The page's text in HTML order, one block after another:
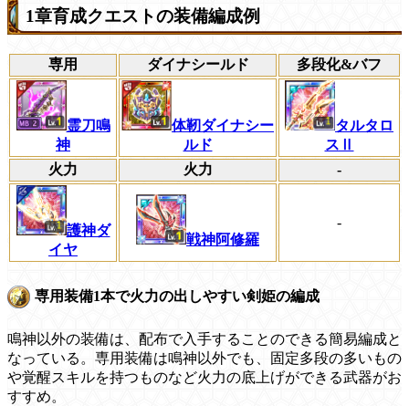
1章育成クエストの装備編成例
専用 ダイナシールド 多段化&バフ
霊刀鳴
神
体靭ダイナシー
ルド
タルタロ
スⅡ
火力
火力 -
護神ダ
イヤ
戦神阿修羅
-
専用装備1本で火力の出しやすい剣姫の編成
鳴神以外の装備は、配布で入手することのできる簡易編成と
なっている。専用装備は鳴神以外でも、固定多段の多いもの
や覚醒スキルを持つものなど火力の底上げができる武器がお
すすめ。